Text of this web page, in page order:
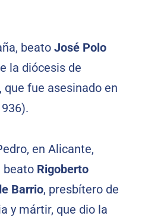
beato José Polo
la diócesis de
fue asesinado en
en Alicante,
beato Rigoberto
Barrio, presbítero de
y mártir, que dio la